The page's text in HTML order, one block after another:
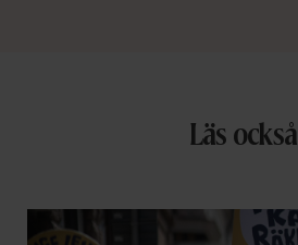
Läs också